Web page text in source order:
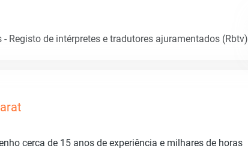
Registo de intérpretes e tradutores ajuramentados (Rbtv)
cerca de 15 anos de experiência e milhares de horas